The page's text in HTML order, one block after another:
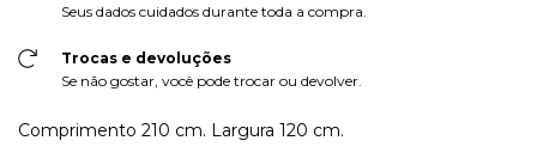
Seus dados cuidados durante toda a compra.
Trocas e devoluções
Se não gostar, você pode trocar ou devolver.
Comprimento 210 cm. Largura 120 cm.